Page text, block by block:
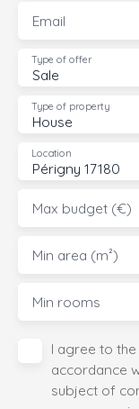
Email
Sale
Type of offer
House
Type of property
Périgny 17180
Location
Max budget (€)
Min area (m²)
Min rooms
I agree to
accordance
subject of